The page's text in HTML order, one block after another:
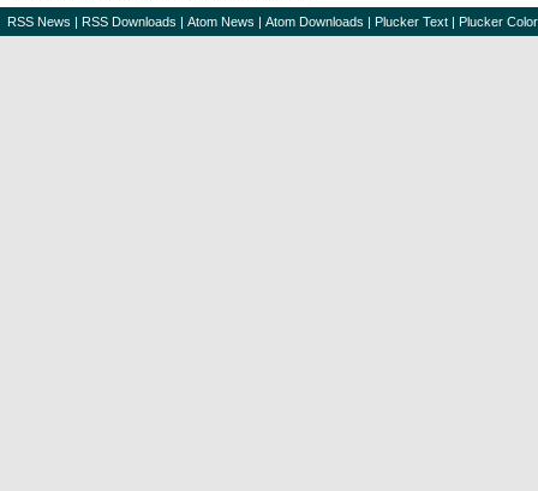
RSS News | RSS Downloads | Atom News | Atom Downloads | Plucker Text | Plucker Color